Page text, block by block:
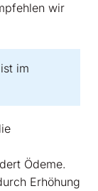
wir
im
Ödeme.
Erhöhung